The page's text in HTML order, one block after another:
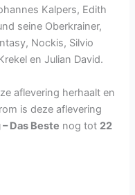
Kalpers, Edith
seine Oberkrainer,
Nockis, Silvio
en Julian David.
aflevering herhaalt en
is deze aflevering
Das Beste nog tot 22